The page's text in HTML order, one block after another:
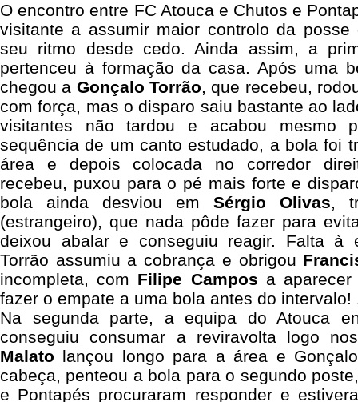
O encontro entre FC Atouca e Chutos e
visitante a assumir maior controlo da
seu ritmo desde cedo. Ainda assim, a
pertenceu à formação da casa. Após uma
chegou a Gonçalo Torrão, que recebeu,
com força, mas o disparo saiu bastante ao
visitantes não tardou e acabou mesmo
sequência de um canto estudado, a bola foi
área e depois colocada no corredor
recebeu, puxou para o pé mais forte e
bola ainda desviou em Sérgio Olivas,
(estrangeiro), que nada pôde fazer para
deixou abalar e conseguiu reagir. Falta à
Torrão assumiu a cobrança e obrigou
incompleta, com Filipe Campos a
fazer o empate a uma bola antes do intervalo!
Na segunda parte, a equipa do Atouca
conseguiu consumar a reviravolta logo
Malato lançou longo para a área e
cabeça, penteou a bola para o segundo
e Pontapés procuraram responder e